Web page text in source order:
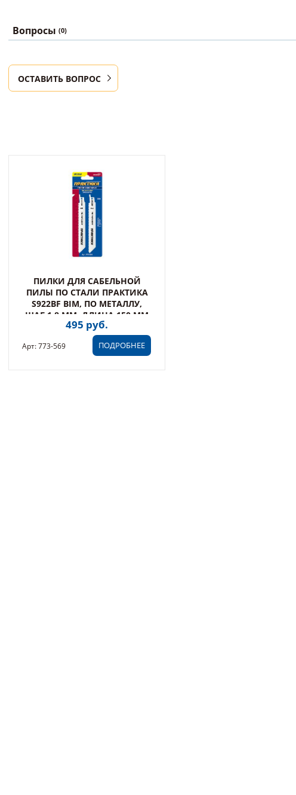
Вопросы (0)
ОСТАВИТЬ ВОПРОС
ПИЛКИ ДЛЯ САБЕЛЬНОЙ
ПИЛЫ ПО СТАЛИ ПРАКТИКА
S922BF BIM, ПО МЕТАЛЛУ,
ШАГ 1,8 ММ, ДЛИНА 150 ММ
(2 ШТ) (773-569)
495 руб.
ПОДРОБНЕЕ
Арт: 773-569